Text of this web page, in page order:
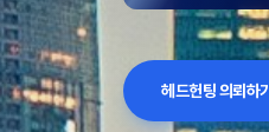
헤드헌팅 의뢰하기